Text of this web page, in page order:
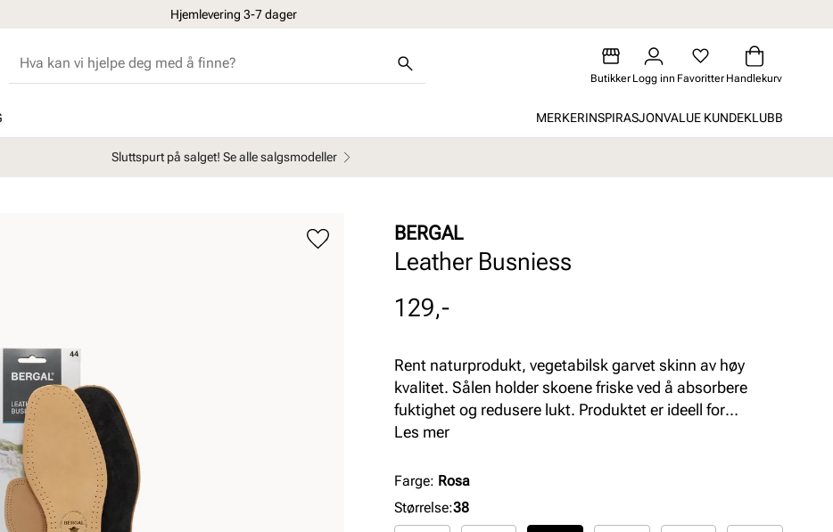
Hjemlevering 3-7 dager
Butikker Logg inn Favoritter Handlekurv
MERKERINSPIRASJONVALUE KUNDEKLUBB
Sluttspurt på salget! Se alle salgsmodeller
BERGAL
Leather Busniess
Pris
129,-
Rent naturprodukt, vegetabilsk garvet skinn av høy
kvalitet. Sålen holder skoene friske ved å absorbere
fuktighet og redusere lukt. Produktet er ideell for
forretningssko og klassiske herresko.
Les mer
Farge: Rosa
Størrelse:38